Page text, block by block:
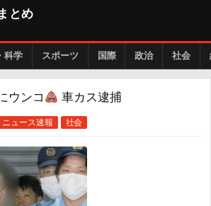
とめ
科学 スポーツ 国際 政治 社会
ウンコ 車カス逮捕
ニュース速報 社会